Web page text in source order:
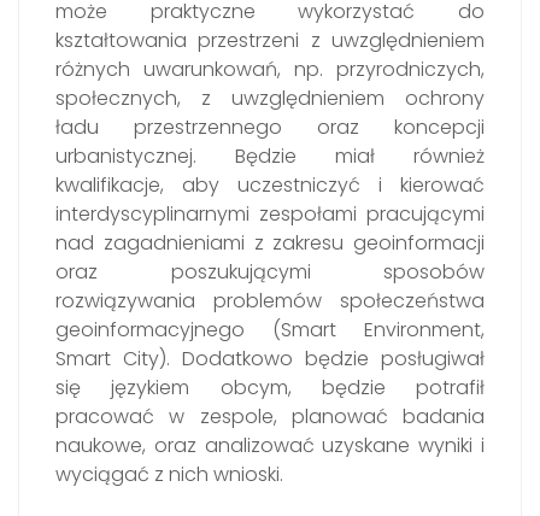
może praktyczne wykorzystać do
kształtowania przestrzeni z uwzględnieniem
różnych uwarunkowań, np. przyrodniczych,
społecznych, z uwzględnieniem ochrony
ładu przestrzennego oraz koncepcji
urbanistycznej. Będzie miał również
kwalifikacje, aby uczestniczyć i kierować
interdyscyplinarnymi zespołami pracującymi
nad zagadnieniami z zakresu geoinformacji
oraz poszukującymi sposobów
rozwiązywania problemów społeczeństwa
geoinformacyjnego (Smart Environment,
Smart City). Dodatkowo będzie posługiwał
się językiem obcym, będzie potrafił
pracować w zespole, planować badania
naukowe, oraz analizować uzyskane wyniki i
wyciągać z nich wnioski.